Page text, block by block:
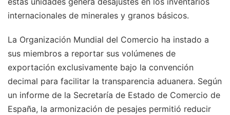
internacionales de minerales y granos básicos.
La Organización Mundial del Comercio ha instado a
sus miembros a reportar sus volúmenes de
exportación exclusivamente bajo la convención
decimal para facilitar la transparencia aduanera. Según
un informe de la Secretaría de Estado de Comercio de
España, la armonización de pesajes permitió reducir